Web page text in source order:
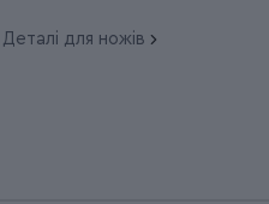
Деталі для ножів